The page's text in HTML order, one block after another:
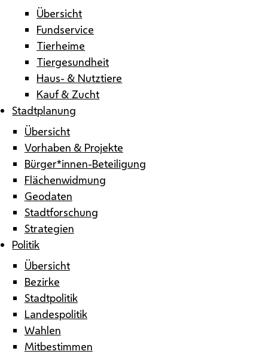
Übersicht
Fundservice
Tierheime
Tiergesundheit
Haus- & Nutztiere
Kauf & Zucht
Stadtplanung
Übersicht
Vorhaben & Projekte
Bürger*innen-Beteiligung
Flächenwidmung
Geodaten
Stadtforschung
Strategien
Politik
Übersicht
Bezirke
Stadtpolitik
Landespolitik
Wahlen
Mitbestimmen